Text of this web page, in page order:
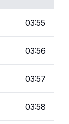
03:55
03:56
03:57
03:58